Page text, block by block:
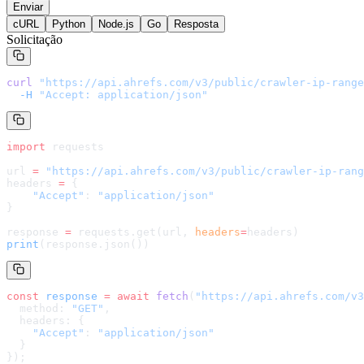
Enviar
cURL
Python Node.js Go Resposta
Solicitação
curl " https://api.ahrefs.com/v3/public/crawler-ip-
  -H
"Accept: application/json"
import requests
url = " https://api.ahrefs.com/v3/public/crawler-ip-
headers = {
    "Accept"
:
"application/json"
}
response = requests.get(url, headers= headers )
print (response.json())
const response = await fetch ( " https://api.ahrefs.com/
  method:
"GET" ,
  headers: {
    "Accept"
:
"application/json"
  }
});